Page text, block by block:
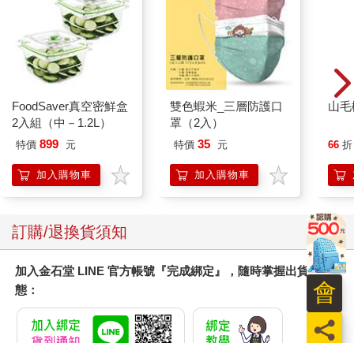
FoodSaver真空密鮮盒
2入組（中－1.2L）
特價 899 元
加入購物車
雙色蝦米_三層防護口
罩（2入）
特價 35 元
加入購物車
山
66 折
訂購/退換貨須知
加入金石堂 LINE 官方帳號『完成綁定』，隨時掌握出貨動
態：
員
會